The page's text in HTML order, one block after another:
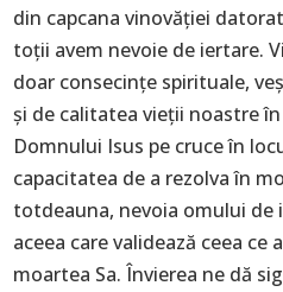
din capcana vinovăției
toții avem nevoie de iertare.
doar consecințe spirituale,
și de calitatea vieții noastre
Domnului Isus pe cruce în
capacitatea de a rezolva în
totdeauna, nevoia omului de
aceea care validează ceea ce
moartea Sa. Învierea ne dă